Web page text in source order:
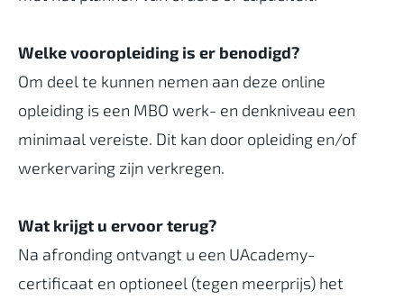
Welke vooropleiding is er benodigd?
Om deel te kunnen nemen aan deze online
opleiding is een MBO werk- en denkniveau een
minimaal vereiste. Dit kan door opleiding en/of
werkervaring zijn verkregen.‍‍
Wat krijgt u ervoor terug?‍
Na afronding ontvangt u een UAcademy-
certificaat en optioneel (tegen meerprijs) het